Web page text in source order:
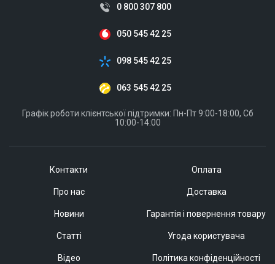
Контакти
Про нас
Новини
Статті
Відео
Оплата
Доставка
Гарантія і повернення товару
Угода користувача
Політика конфіденційності
0 800 307 800
050 545 42 25
098 545 42 25
063 545 42 25
Графік роботи клієнтської підтримки: Пн-Пт 9:00-18:00, Сб
10:00-14:00